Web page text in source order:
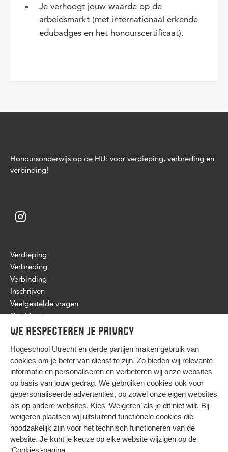
We respecteren je privacy
Hogeschool Utrecht en derde partijen maken gebruik van
cookies om je beter van dienst te zijn. Zo bieden wij relevante
informatie en personaliseren en verbeteren wij onze websites
op basis van jouw gedrag. We gebruiken cookies ook voor
gepersonaliseerde advertenties, op zowel onze eigen websites
als op andere websites. Kies ‘Weigeren’ als je dit niet wilt. Bij
weigeren plaatsen wij uitsluitend functionele cookies die
noodzakelijk zijn voor het technisch functioneren van de
website. Je kunt je keuze op elke website wijzigen op de
‘Cookies‘-pagina
Je verhoogt jouw waarde op de
arbeidsmarkt (met internationaal erkende
edubadges en het honourscertificaat).
Honoursonderwijs op de HU: voor verdieping, verbreding en
verbinding!
Verdieping
Verbreding
Verbinding
Inschrijven
Veelgestelde vragen
Certificaat
HIER KOMT ALLES SAMEN
Privacy
Cookies